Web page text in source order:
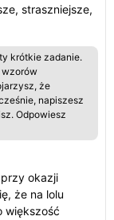
straszniejsze,
krótkie zadanie.
wzorów
że
napiszesz
Odpowiesz
okazji
że na lolu
większość